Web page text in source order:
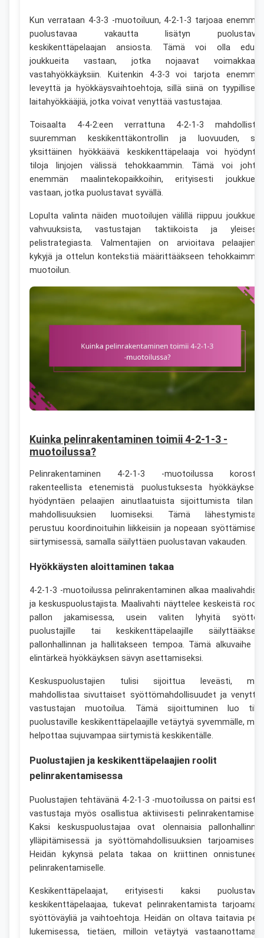
Kun verrataan 4-3-3 -muotoiluun, 4-2-1-3 tarjoaa
puolustavaa vakautta lisätyn
keskikenttäpelaajan ansiosta. Tämä voi olla
joukkueita vastaan, jotka nojaavat
vastahyökkäyksiin. Kuitenkin 4-3-3 voi tarjota
leveyttä ja hyökkäysvaihtoehtoja, sillä siinä on
laitahyökkääjiä, jotka voivat venyttää vastustajaa.
Toisaalta 4-4-2:een verrattuna 4-2-1-3
suuremman keskikenttäkontrollin ja luovuuden,
yksittäinen hyökkäävä keskikenttäpelaaja voi
tiloja linjojen välissä tehokkaammin. Tämä voi
enemmän maalintekopaikkoihin, erityisesti
vastaan, jotka puolustavat syvällä.
Lopulta valinta näiden muotoilujen välillä riippuu
vahvuuksista, vastustajan taktiikoista ja
pelistrategiasta. Valmentajien on arvioitava
kykyjä ja ottelun kontekstiä määrittääkseen
muotoilun.
Kuinka pelinrakentaminen toimii 4-2-1-3 -
muotoilussa?
Pelinrakentaminen 4-2-1-3 -muotoilussa
rakenteellista etenemistä puolustuksesta
hyödyntäen pelaajien ainutlaatuista sijoittumista tilan
mahdollisuuksien luomiseksi. Tämä
perustuu koordinoituihin liikkeisiin ja nopeaan
siirtymisessä, samalla säilyttäen puolustavan vakauden.
Hyökkäysten aloittaminen takaa
4-2-1-3 -muotoilussa pelinrakentaminen alkaa
ja keskuspuolustajista. Maalivahti näyttelee keskeistä
pallon jakamisessa, usein valiten lyhyitä
puolustajille tai keskikenttäpelaajille
pallonhallinnan ja hallitakseen tempoa. Tämä alkuvaihe
elintärkeä hyökkäyksen sävyn asettamiseksi.
Keskuspuolustajien tulisi sijoittua leveästi,
mahdollistaa sivuttaiset syöttömahdollisuudet ja
vastustajan muotoilua. Tämä sijoittuminen luo
puolustaville keskikenttäpelaajille vetäytyä syvemmälle,
helpottaa sujuvampaa siirtymistä keskikentälle.
Puolustajien ja keskikenttäpelaajien roolit
pelinrakentamisessa
Puolustajien tehtävänä 4-2-1-3 -muotoilussa on paitsi
vastustaja myös osallistua aktiivisesti
Kaksi keskuspuolustajaa ovat olennaisia
ylläpitämisessä ja syöttömahdollisuuksien
Heidän kykynsä pelata takaa on kriittinen
pelinrakentamiselle.
Keskikenttäpelaajat, erityisesti kaksi
keskikenttäpelaajaa, tukevat pelinrakentamista
syöttöväyliä ja vaihtoehtoja. Heidän on oltava taitavia
lukemisessa, tietäen, milloin vetäytyä